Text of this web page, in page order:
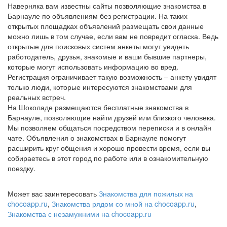
Наверняка вам известны сайты позволяющие знакомства в
Барнауле по объявлениям без регистрации. На таких
открытых площадках объявлений размещать свои данные
можно лишь в том случае, если вам не повредит огласка. Ведь
открытые для поисковых систем анкеты могут увидеть
работодатель, друзья, знакомые и ваши бывшие партнеры,
которые могут использовать информацию во вред.
Регистрация ограничивает такую возможность – анкету увидят
только люди, которые интересуются знакомствами для
реальных встреч.
На Шоколаде размещаются бесплатные знакомства в
Барнауле, позволяющие найти друзей или близкого человека.
Мы позволяем общаться посредством переписки и в онлайн
чате. Объявления о знакомствах в Барнауле помогут
расширить круг общения и хорошо провести время, если вы
собираетесь в этот город по работе или в ознакомительную
поездку.
Может вас заинтересовать Знакомства для пожилых на
chocoapp.ru, Знакомства рядом со мной на chocoapp.ru,
Знакомства с незамужними на chocoapp.ru